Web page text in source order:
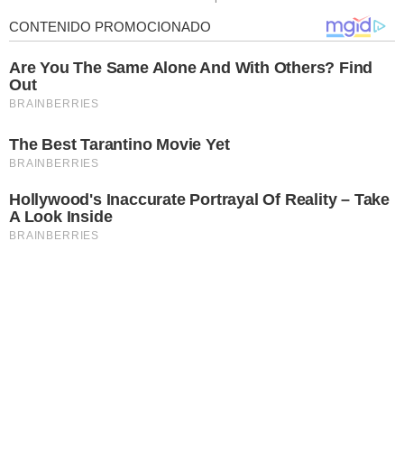
CONTENIDO PROMOCIONADO
Are You The Same Alone And With Others? Find
Out
BRAINBERRIES
The Best Tarantino Movie Yet
BRAINBERRIES
Hollywood's Inaccurate Portrayal Of Reality – Take
A Look Inside
BRAINBERRIES